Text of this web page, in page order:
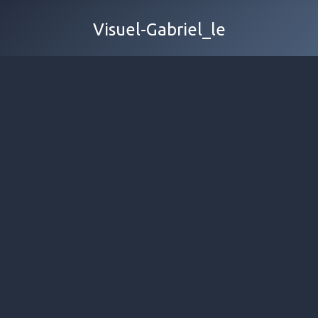
Visuel-Gabriel_le